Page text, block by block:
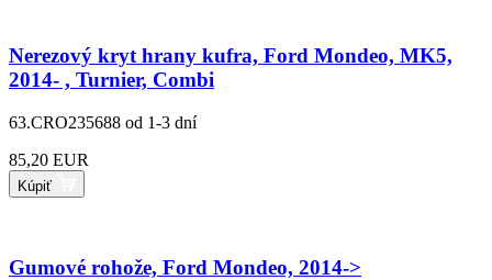
Nerezový kryt hrany kufra, Ford Mondeo, MK5,
2014- , Turnier, Combi
63.CRO235688 od 1-3 dní
85,20 EUR
Kúpiť
Gumové rohože, Ford Mondeo, 2014->